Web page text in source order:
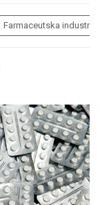
Farmaceutska industrija